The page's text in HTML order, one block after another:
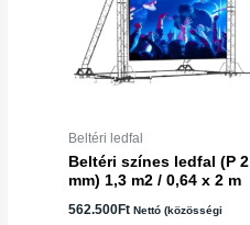
Beltéri ledfal
Beltéri színes ledfal (P 2
mm) 1,3 m2 / 0,64 x 2 m
562.500Ft Nettó (közösségi